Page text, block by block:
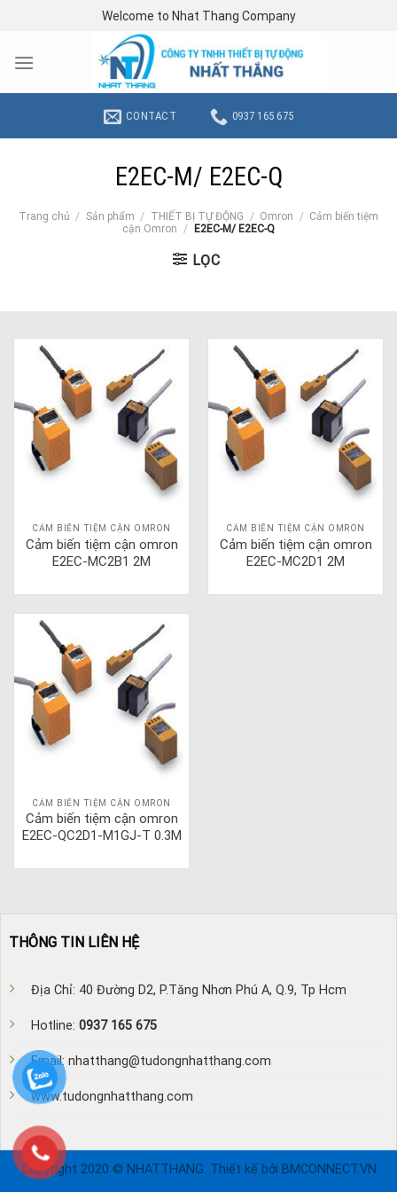
content
Welcome to Nhat Thang Company
CONTACT 0937 165 675
E2EC-M/ E2EC-Q
Trang chủ / Sản phẩm / THIẾT BỊ TỰ ĐỘNG / Omron / Cảm biến tiệm
cận Omron / E2EC-M/ E2EC-Q
LỌC
CẢM BIẾN TIỆM CẬN OMRON
Cảm biến tiệm cận omron
E2EC-MC2B1 2M
CẢM BIẾN TIỆM CẬN OMRON
Cảm biến tiệm cận omron
E2EC-MC2D1 2M
CẢM BIẾN TIỆM CẬN OMRON
Cảm biến tiệm cận omron
E2EC-QC2D1-M1GJ-T 0.3M
THÔNG TIN LIÊN HỆ
Địa Chỉ: 40 Đường D2, P.Tăng Nhơn Phú A, Q.9, Tp Hcm
Hotline: 0937 165 675
Email: nhatthang@tudongnhatthang.com
www.tudongnhatthang.com
Copyright 2020 © NHATTHANG. Thiết kế bởi BMCONNECT.VN